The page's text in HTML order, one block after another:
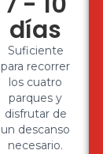
días
Suficiente
para recorrer
los cuatro
parques y
disfrutar de
un descanso
necesario.